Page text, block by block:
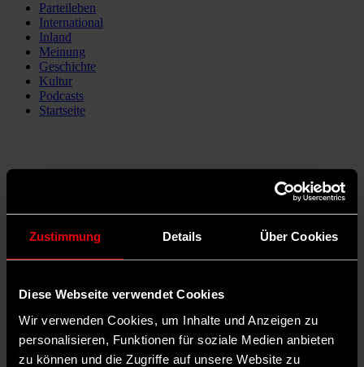
Zustimmung Details Über Cookies
Diese Webseite verwendet Cookies
Wir verwenden Cookies, um Inhalte und Anzeigen zu
personalisieren, Funktionen für soziale Medien anbieten
zu können und die Zugriffe auf unsere Website zu
Parteileben
International
Inland
Meinung
Geschichte
Kultur
Podcasts
Startseite